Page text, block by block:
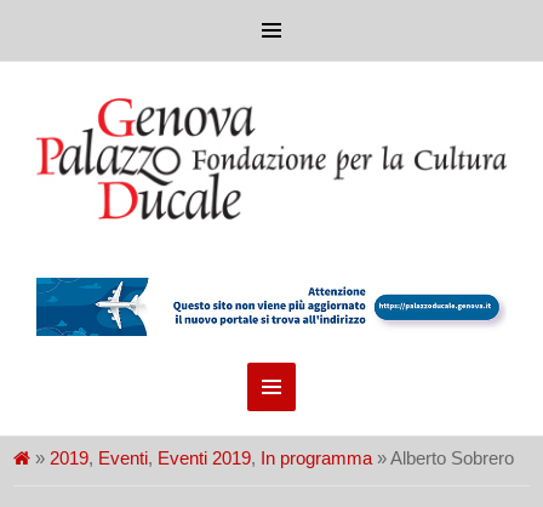
» 2019, Eventi, Eventi 2019, In programma » Alberto Sobrero